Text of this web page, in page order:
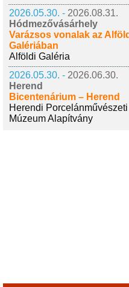
2026.05.30. - 2026.08.31.
Hódmezővásárhely
Varázsos vonalak az
Galériában
Alföldi Galéria
2026.05.30. - 2026.06.30.
Herend
Bicentenárium – Herend
Herendi Porcelánművészeti
Múzeum Alapítvány